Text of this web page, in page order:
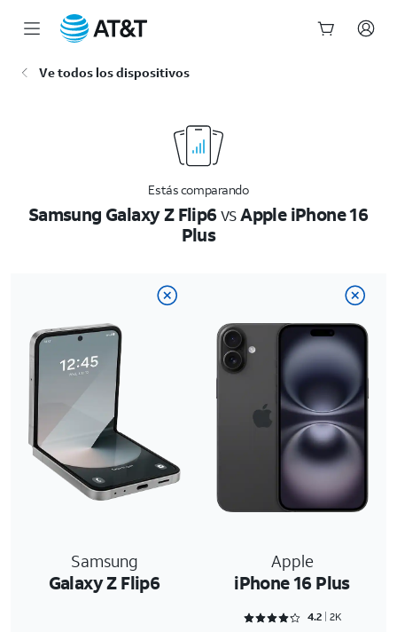
Ve todos los dispositivos
Estás comparando
Samsung Galaxy Z Flip6vsApple iPhone 16
Plus
Samsung
Galaxy Z Flip6
Apple
iPhone 16 Plus
Rated 4.2721 out of 5
4.2 2K